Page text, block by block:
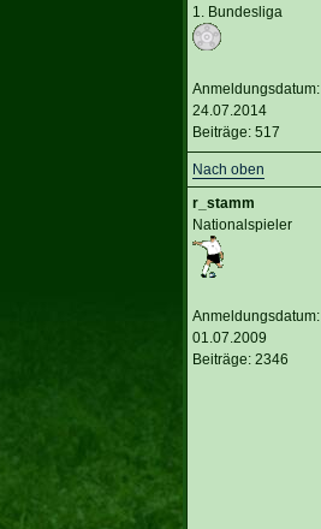
1. Bundesliga
Anmeldungsdatum:
24.07.2014
Beiträge: 517
Nach oben
r_stamm
Nationalspieler
Anmeldungsdatum:
01.07.2009
Beiträge: 2346